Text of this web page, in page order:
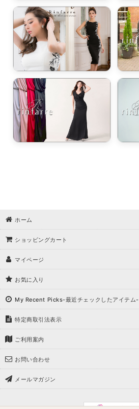
ホーム
ショッピングカート
マイページ
お気に入り
My Recent Picks-最近チェックしたアイテム-
特定商取引法表示
ご利用案内
お問い合わせ
メールマガジン